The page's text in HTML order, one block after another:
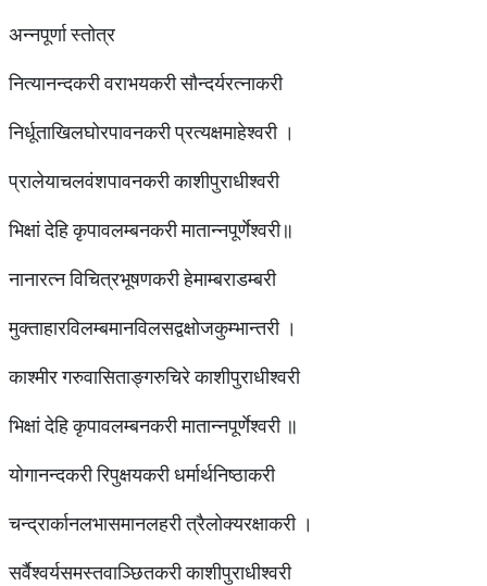
अन्नपूर्णा स्तोत्र
नित्यानन्दकरी वराभयकरी सौन्दर्यरत्नाकरी
निर्धूताखिलघोरपावनकरी प्रत्यक्षमाहेश्वरी ।
प्रालेयाचलवंशपावनकरी काशीपुराधीश्वरी
भिक्षां देहि कृपावलम्बनकरी मातान्नपूर्णेश्वरी॥
नानारत्न विचित्रभूषणकरी हेमाम्बराडम्बरी
मुक्ताहारविलम्बमानविलसद्वक्षोजकुम्भान्तरी ।
काश्मीर गरुवासिताङ्गरुचिरे काशीपुराधीश्वरी
भिक्षां देहि कृपावलम्बनकरी मातान्नपूर्णेश्वरी ॥
योगानन्दकरी रिपुक्षयकरी धर्मार्थनिष्ठाकरी
चन्द्रार्कानलभासमानलहरी त्रैलोक्यरक्षाकरी ।
सर्वैश्वर्यसमस्तवाञ्छितकरी काशीपुराधीश्वरी